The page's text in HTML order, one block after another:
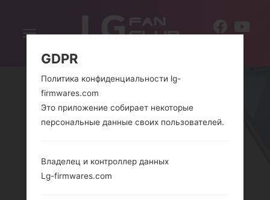
Включить
СЕРИЯLG ISAI
GDPR
Политика конфиденциальности lg-
firmwares.com
Это приложение собирает некоторые
персональные данные своих пользователей.
Владелец и контроллер данных
Lg-firmwares.com